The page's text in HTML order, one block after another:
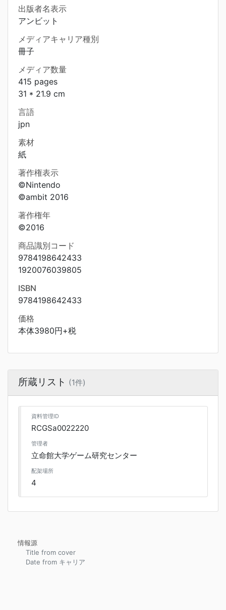
出版者名表示
アンビット
メディアキャリア種別
冊子
メディア数量
415 pages
31 * 21.9 cm
言語
jpn
素材
紙
著作権表示
©Nintendo
©ambit 2016
著作権年
©2016
商品識別コード
9784198642433
1920076039805
ISBN
9784198642433
価格
本体3980円+税
所蔵リスト (1件)
資料管理ID
RCGSa0022220
管理者
立命館大学ゲーム研究センター
配架場所
4
情報源
Title from cover
Date from キャリア